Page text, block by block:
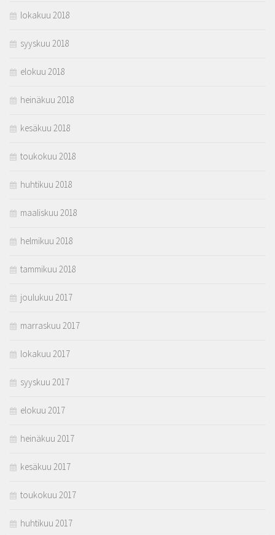
lokakuu 2018
syyskuu 2018
elokuu 2018
heinäkuu 2018
kesäkuu 2018
toukokuu 2018
huhtikuu 2018
maaliskuu 2018
helmikuu 2018
tammikuu 2018
joulukuu 2017
marraskuu 2017
lokakuu 2017
syyskuu 2017
elokuu 2017
heinäkuu 2017
kesäkuu 2017
toukokuu 2017
huhtikuu 2017